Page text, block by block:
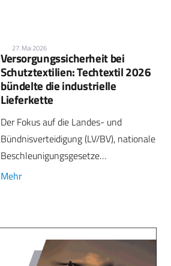
27. Mai 2026
Versorgungssicherheit bei
Schutztextilien: Techtextil 2026
bündelte die industrielle
Lieferkette
Der Fokus auf die Landes- und
Bündnisverteidigung (LV/BV), nationale
Beschleunigungsgesetze…
Mehr